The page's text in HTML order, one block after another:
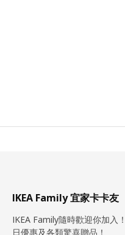
IKEA Family 宜家卡卡友
IKEA Family隨時歡迎你加入
日優惠及各類驚喜贈品！